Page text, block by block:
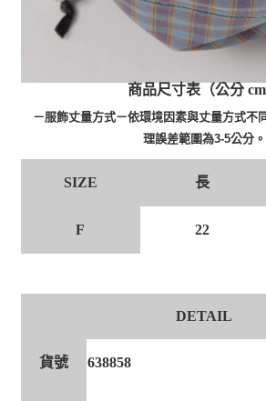
商品尺寸表（公分 cm
－服飾丈量方式－依環境因素與丈量方式不
理誤差範圍為3-5公分。
SIZE 長
F 22
DETAIL
貨號 638858